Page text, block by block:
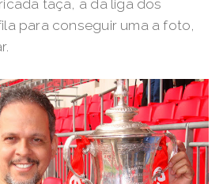
taça, a da liga dos
para conseguir uma a foto,